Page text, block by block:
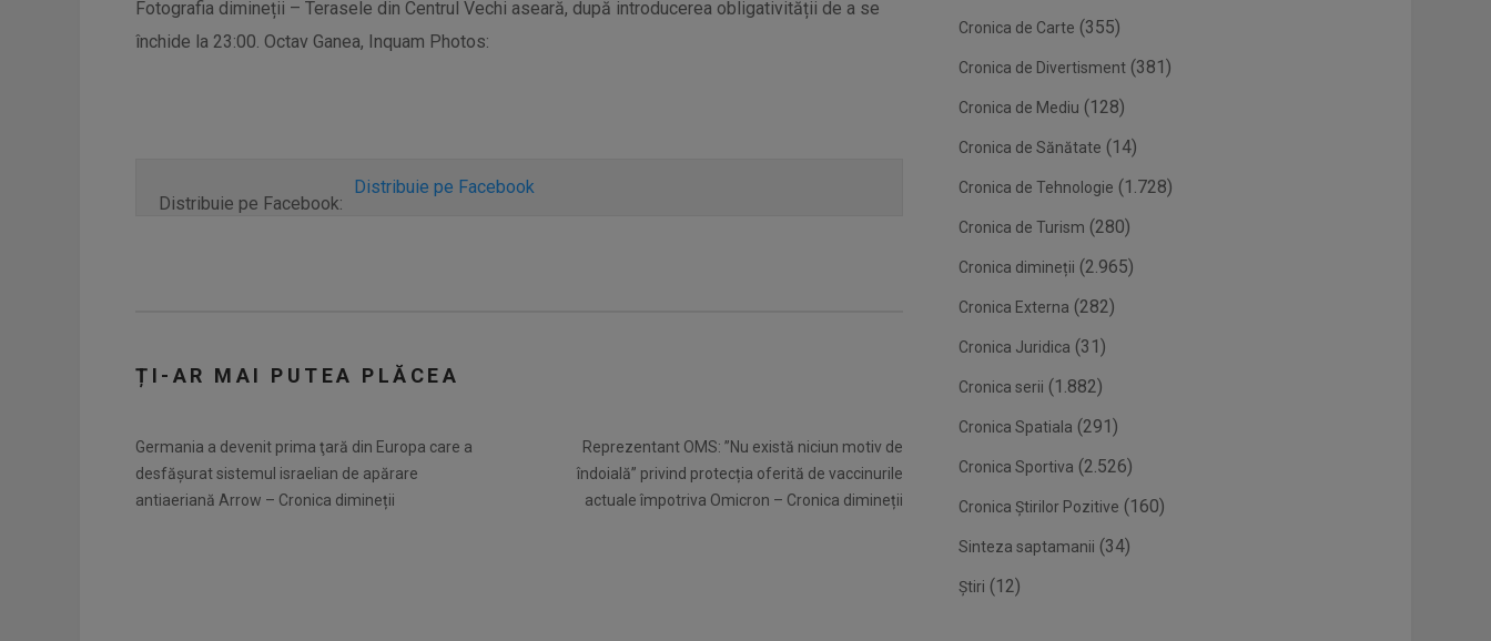
Fotografia dimineții – Terasele din Centrul Vechi aseară, după introducerea obligativității de a se
închide la 23:00. Octav Ganea, Inquam Photos:
Distribuie pe Facebook:
Distribuie pe Facebook
ȚI-AR MAI PUTEA PLĂCEA
Germania a devenit prima ţară din Europa care a
desfăşurat sistemul israelian de apărare
antiaeriană Arrow – Cronica dimineții
Reprezentant OMS: ”Nu există niciun motiv de
îndoială” privind protecția oferită de vaccinurile
actuale împotriva Omicron – Cronica dimineții
Cronica de Carte (355)
Cronica de Divertisment (381)
Cronica de Mediu (128)
Cronica de Sănătate (14)
Cronica de Tehnologie (1.728)
Cronica de Turism (280)
Cronica dimineții (2.965)
Cronica Externa (282)
Cronica Juridica (31)
Cronica serii (1.882)
Cronica Spatiala (291)
Cronica Sportiva (2.526)
Cronica Știrilor Pozitive (160)
Sinteza saptamanii (34)
Știri (12)